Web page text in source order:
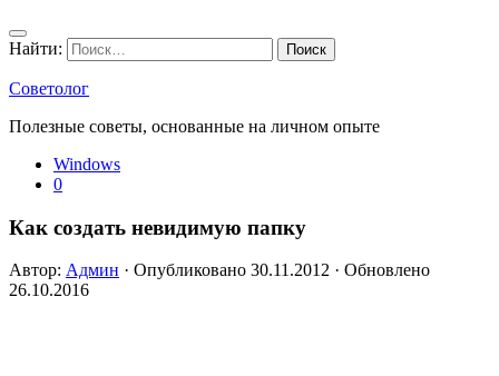
Найти:
Советолог
Полезные советы, основанные на личном опыте
Windows
0
Как создать невидимую папку
Автор: Админ · Опубликовано 30.11.2012 · Обновлено
26.10.2016